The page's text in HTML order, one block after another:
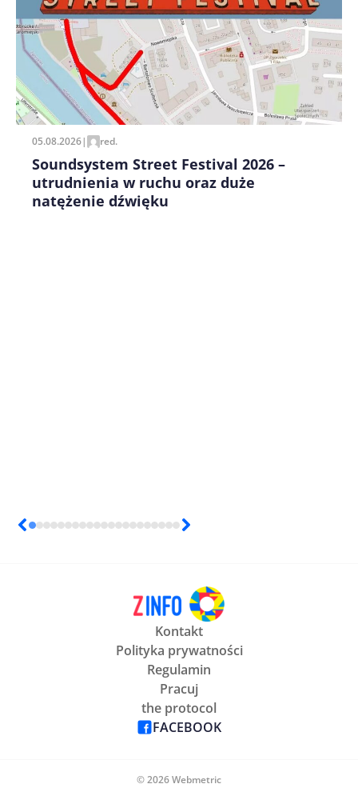
Zapamiętaj moje dane w tej przeglądarce podczas
pisania kolejnych komentarzy.
05.08.2026| red.
Soundsystem Street Festival 2026 –
utrudnienia w ruchu oraz duże
natężenie dźwięku
Kontakt
Polityka prywatności
Regulamin
Pracuj
the protocol
FACEBOOK
© 2026 Webmetric